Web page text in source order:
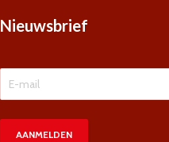
Nieuwsbrief